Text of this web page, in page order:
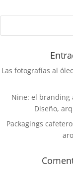
Las fotografías al
Nine: el branding
Diseño,
Packagings